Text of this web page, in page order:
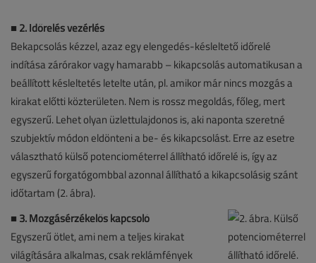
■ 2. Időrelés vezérlés
Bekapcsolás kézzel, azaz egy elengedés-késleltető időrelé
indítása zárórakor vagy hamarabb – kikapcsolás automatikusan a
beállított késleltetés letelte után, pl. amikor már nincs mozgás a
kirakat előtti közterületen. Nem is rossz megoldás, főleg, mert
egyszerű. Lehet olyan üzlettulajdonos is, aki naponta szeretné
szubjektív módon eldönteni a be- és kikapcsolást. Erre az esetre
választható külső potenciométerrel állítható időrelé is, így az
egyszerű forgatógombbal azonnal állítható a kikapcsolásig szánt
időtartam (2. ábra).
■ 3. Mozgásérzékelős kapcsoló
Egyszerű ötlet, ami nem a teljes kirakat
világítására alkalmas, csak reklámfények